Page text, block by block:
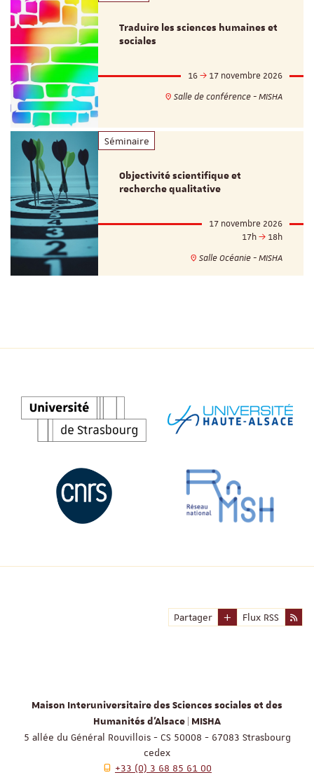
Traduire les sciences humaines et
sociales
16
17 novembre 2026
Salle de conférence - MISHA
Séminaire
Objectivité scientifique et
recherche qualitative
17 novembre 2026
17h
18h
Salle Océanie - MISHA
Partager Flux RSS
Maison Interuniversitaire des Sciences sociales et des
Humanités d'Alsace | MISHA
5 allée du Général Rouvillois - CS 50008 - 67083 Strasbourg
cedex
+33 (0) 3 68 85 61 00